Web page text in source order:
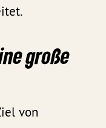
große
von